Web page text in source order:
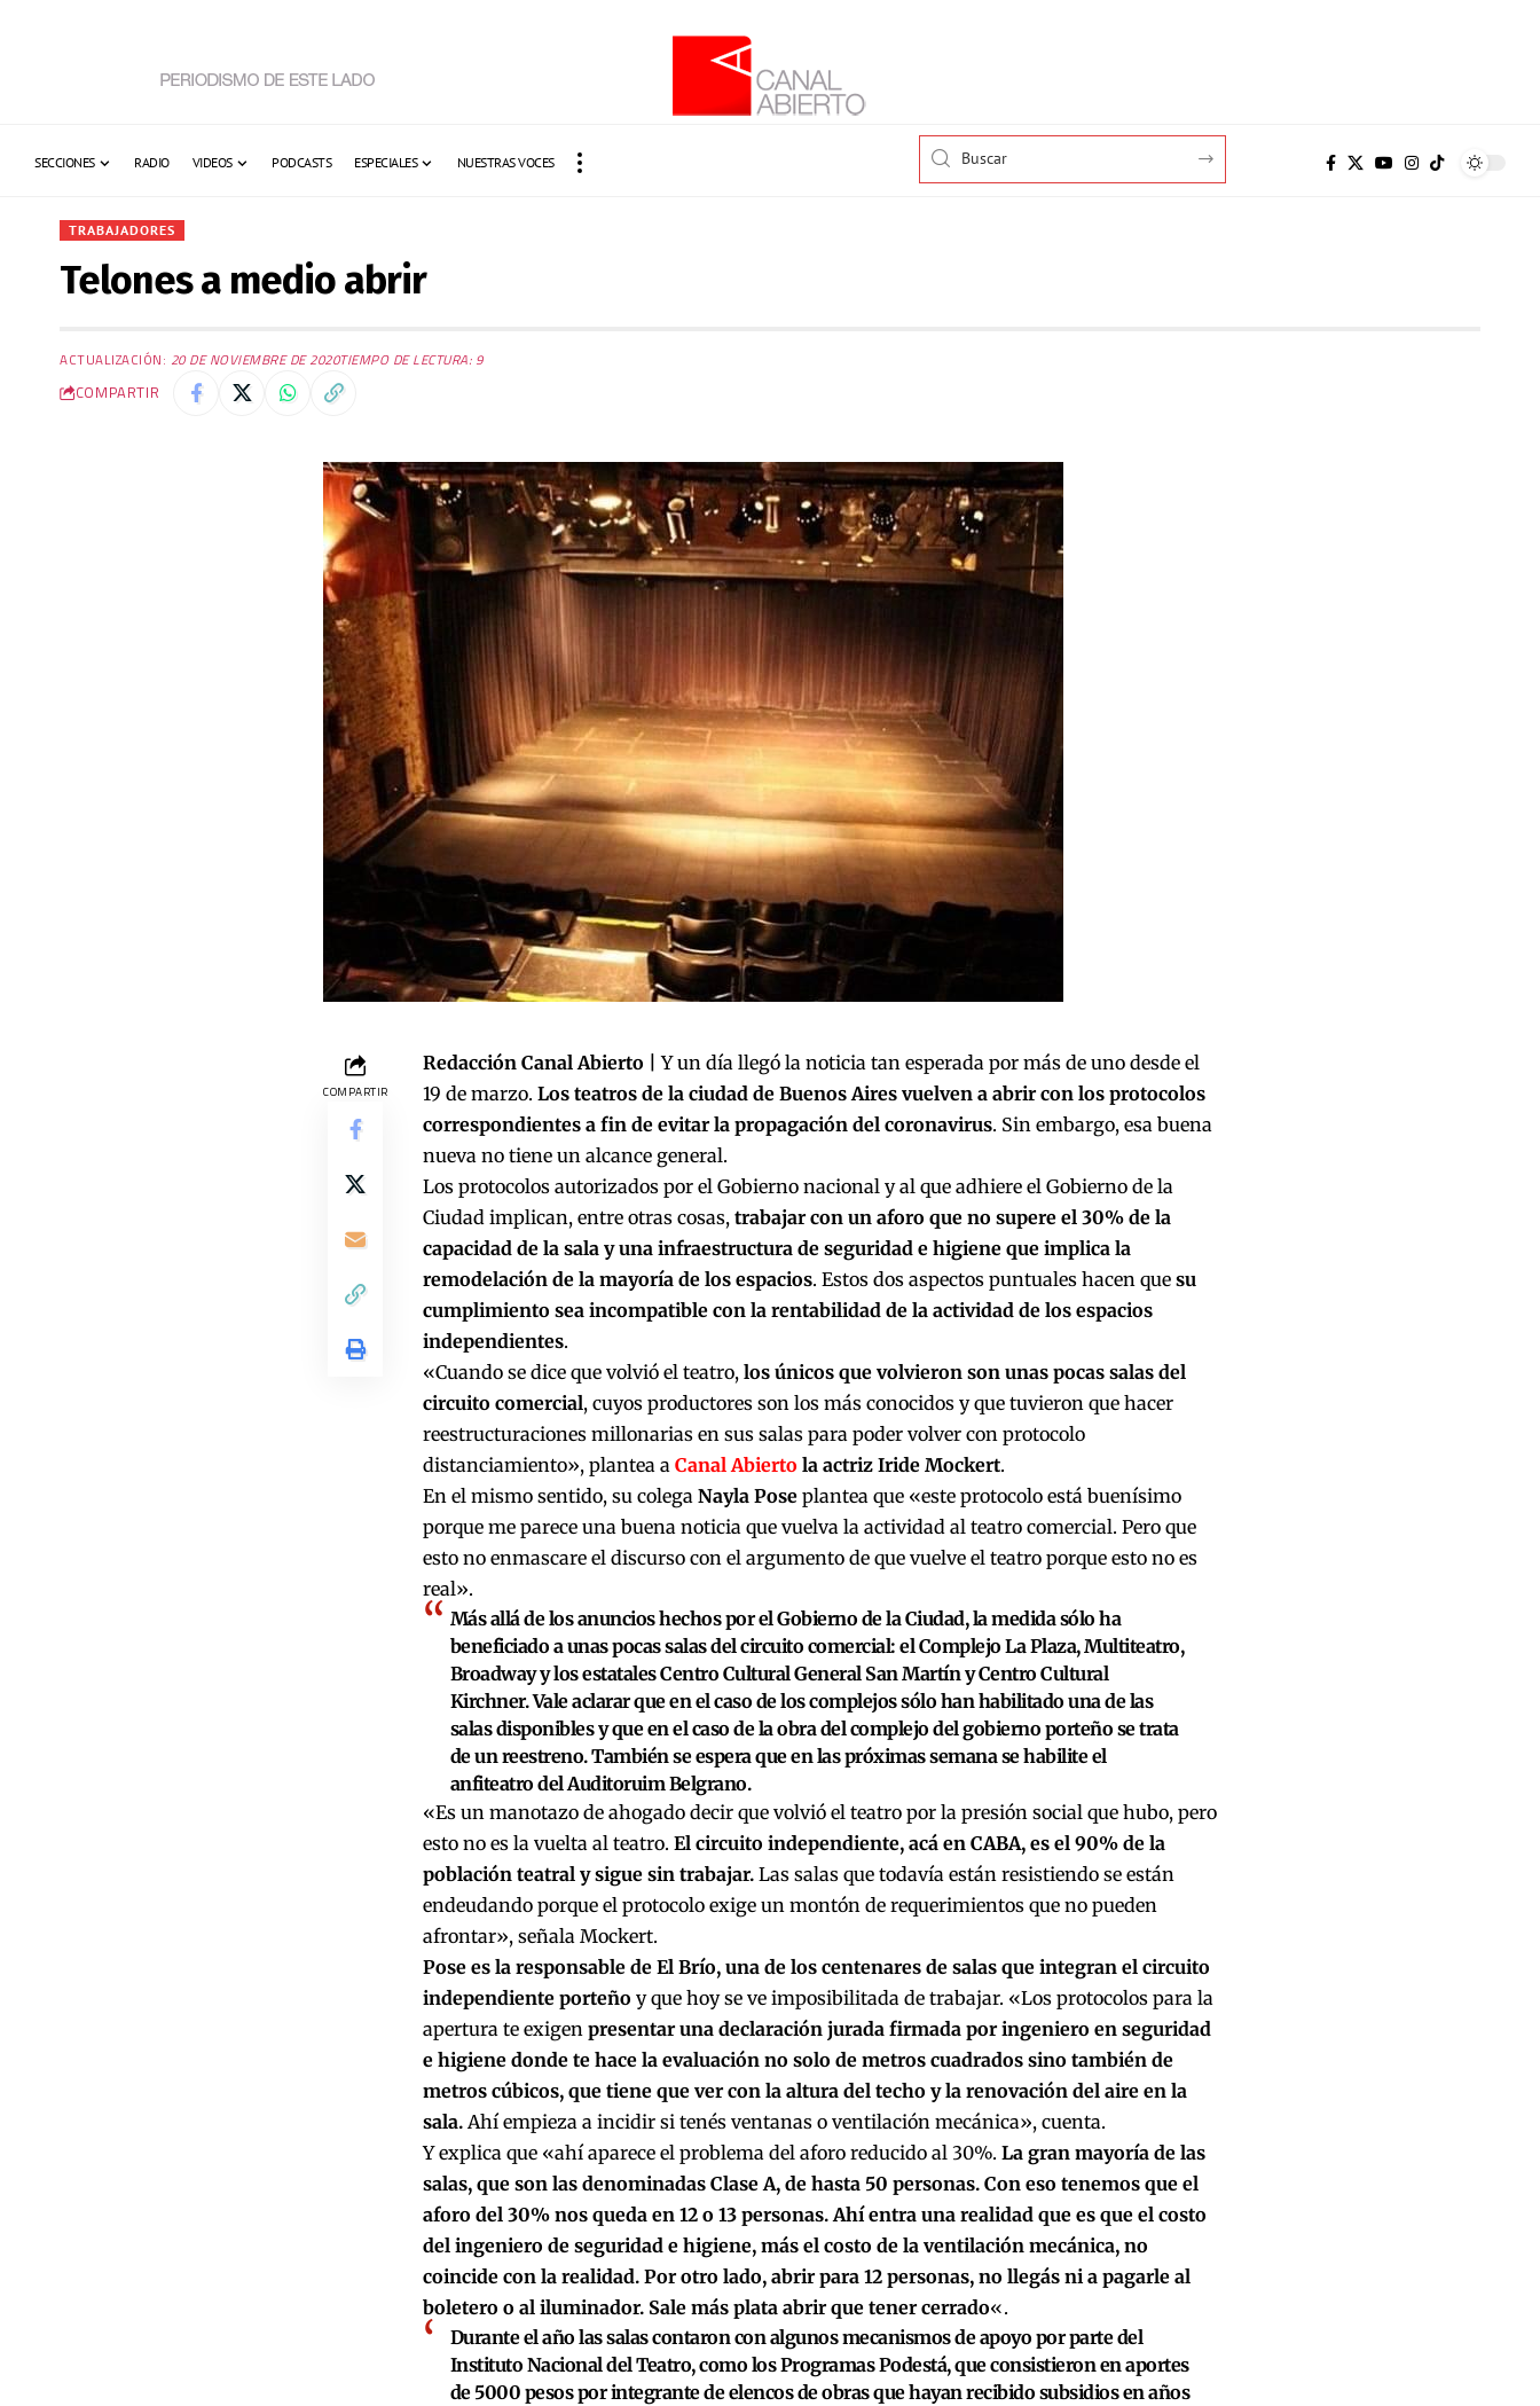
SECCIONES RADIO VIDEOS PODCASTS ESPECIALES NUESTRAS VOCES
TRABAJADORES
Telones a medio abrir
ACTUALIZACIÓN: 20 DE NOVIEMBRE DE 2020TIEMPO DE LECTURA: 9
COMPARTIR
COMPARTIR
Redacción Canal Abierto |
Y un día llegó la noticia tan esperada por más de uno desde el
19 de marzo. Los teatros de la ciudad de Buenos Aires vuelven a abrir con los protocolos
correspondientes a fin de evitar la propagación del coronavirus. Sin embargo, esa buena
nueva no tiene un alcance general.
Los protocolos autorizados por el Gobierno nacional y al que adhiere el Gobierno de la
Ciudad implican, entre otras cosas, trabajar con un aforo que no supere el 30% de la
capacidad de la sala y una infraestructura de seguridad e higiene que implica la
remodelación de la mayoría de los espacios. Estos dos aspectos puntuales hacen que su
cumplimiento sea incompatible con la rentabilidad de la actividad de los espacios
independientes.
«Cuando se dice que volvió el teatro, los únicos que volvieron son unas pocas salas del
circuito comercial, cuyos productores son los más conocidos y que tuvieron que hacer
reestructuraciones millonarias en sus salas para poder volver con protocolo
distanciamiento», plantea a Canal Abierto la actriz Iride Mockert.
En el mismo sentido, su colega Nayla Poseplantea que «este protocolo está buenísimo
porque me parece una buena noticia que vuelva la actividad al teatro comercial. Pero que
esto no enmascare el discurso con el argumento de que vuelve el teatro porque esto no es
real».
Más allá de los anuncios hechos por el Gobierno de la Ciudad, la medida sólo ha
beneficiado a unas pocas salas del circuito comercial: el Complejo La Plaza, Multiteatro,
Broadway y los estatales Centro Cultural General San Martín y Centro Cultural
Kirchner. Vale aclarar que en el caso de los complejos sólo han habilitado una de las
salas disponibles y que en el caso de la obra del complejo del gobierno porteño se trata
de un reestreno. También se espera que en las próximas semana se habilite el
anfiteatro del Auditoruim Belgrano.
«Es un manotazo de ahogado decir que volvió el teatro por la presión social que hubo, pero
esto no es la vuelta al teatro. El circuito independiente, acá en CABA, es el 90% de la
población teatral y sigue sin trabajar.Las salas que todavía están resistiendo se están
endeudando porque el protocolo exige un montón de requerimientos que no pueden
afrontar», señala Mockert.
Pose es la responsable de El Brío, una de los centenares de salas que integran el circuito
independiente porteño y que hoy se ve imposibilitada de trabajar. «Los protocolos para la
apertura te exigen presentar una declaración jurada firmada por ingeniero en seguridad
e higiene donde te hace la evaluación no solo de metros cuadrados sino también de
metros cúbicos, que tiene que ver con la altura del techo y la renovación del aire en la
sala.Ahí empieza a incidir si tenés ventanas o ventilación mecánica», cuenta.
Y explica que «ahí aparece el problema del aforo reducido al 30%. La gran mayoría de las
salas, que son las denominadas Clase A, de hasta 50 personas. Con eso tenemos que el
aforo del 30% nos queda en 12 o 13 personas. Ahí entra una realidad que es que el costo
del ingeniero de seguridad e higiene, más el costo de la ventilación mecánica, no
coincide con la realidad. Por otro lado, abrir para 12 personas, no llegás ni a pagarle al
boletero o al iluminador. Sale más plata abrir que tener cerrado«.
Durante el año las salas contaron con algunos mecanismos de apoyo por parte del
Instituto Nacional del Teatro, como los Programas Podestá, que consistieron en aportes
de 5000 pesos por integrante de elencos de obras que hayan recibido subsidios en años